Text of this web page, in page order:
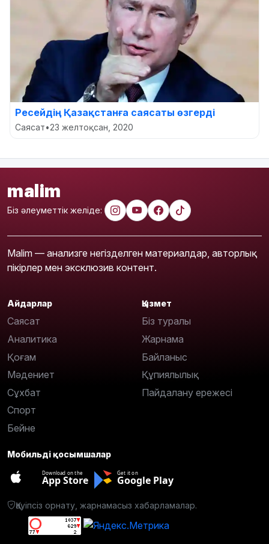
Ресейдің Қазақстанға саясаты өзгерді
Саясат•23 желтоқсан, 2020
malim
Біз әлеуметтік желіде:
Malim — анализге негізделген материалдар, авторлық
пікірлер мен эксклюзив контент.
Айдарлар
Саясат
Аналитика
Қоғам
Мәдениет
Сұхбат
Спорт
Бейне
Қызмет
Біз туралы
Жарнама
Байланыс
Құпиялылық
Пайдалану ережесі
Мобильді қосымшалар
Download on the
App Store
Get it on
Google Play
Қауіпсіз орнату, жарнамасыз хабарламалар.